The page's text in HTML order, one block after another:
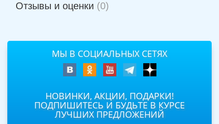
Отзывы и оценки (0)
МЫ В СОЦИАЛЬНЫХ СЕТЯХ
НОВИНКИ, АКЦИИ, ПОДАРКИ!
ПОДПИШИТЕСЬ И БУДЬТЕ В КУРСЕ
ЛУЧШИХ ПРЕДЛОЖЕНИЙ